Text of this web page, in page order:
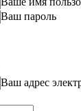
Ваш пароль
Ваш адрес